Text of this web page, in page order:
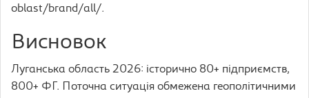
oblast/brand/all/.
Висновок
Луганська область 2026: історично 80+ підприємств,
800+ ФГ. Поточна ситуація обмежена геополітичними